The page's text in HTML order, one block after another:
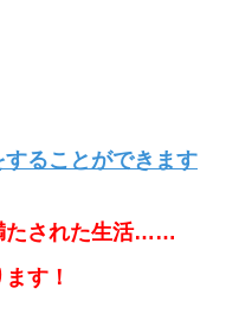
ることができます
たされた生活……
す！